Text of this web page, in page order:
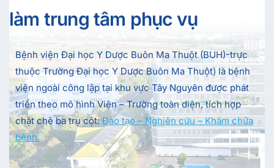
làm trung tâm phục vụ
Bệnh viện Đại học Y Dược Buôn Ma Thuột (BUH)-trực
thuộc Trường Đại học Y Dược Buôn Ma Thuột) là bệnh
viện ngoài công lập tại khu vực Tây Nguyên được phát
triển theo mô hình Viện – Trường toàn diện, tích hợp
chặt chẽ ba trụ cột: Đào tạo – Nghiên cứu – Khám chữa
bệnh.